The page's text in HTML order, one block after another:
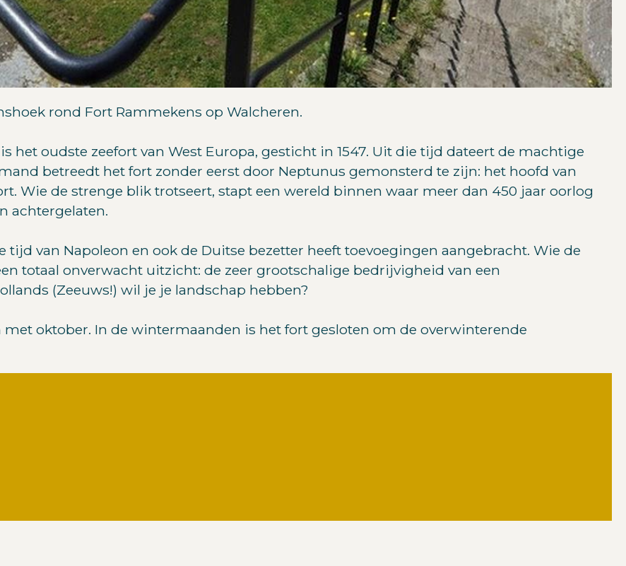
rond Fort Rammekens op Walcheren.
het oudste zeefort van West Europa, gesticht in 1547. Uit die tijd dateert de machtige
betreedt het fort zonder eerst door Neptunus gemonsterd te zijn: het hoofd van
Wie de strenge blik trotseert, stapt een wereld binnen waar meer dan 450 jaar oorlog
achtergelaten.
van Napoleon en ook de Duitse bezetter heeft toevoegingen aangebracht. Wie de
totaal onverwacht uitzicht: de zeer grootschalige bedrijvigheid van een
(Zeeuws!) wil je je landschap hebben?
oktober. In de wintermaanden is het fort gesloten om de overwinterende